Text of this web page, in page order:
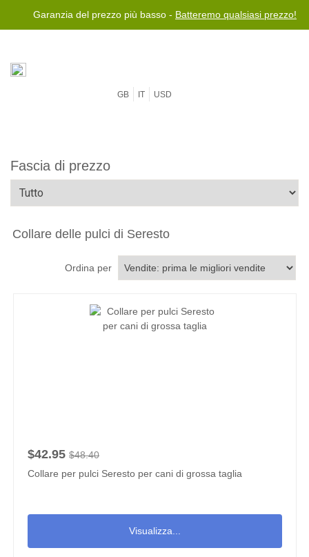
Garanzia del prezzo più basso - Batteremo qualsiasi prezzo!
GB IT USD
Fascia di prezzo
Collare delle pulci di Seresto
Ordina per
$42.95 $48.40
Collare per pulci Seresto per cani di grossa taglia
Visualizza...